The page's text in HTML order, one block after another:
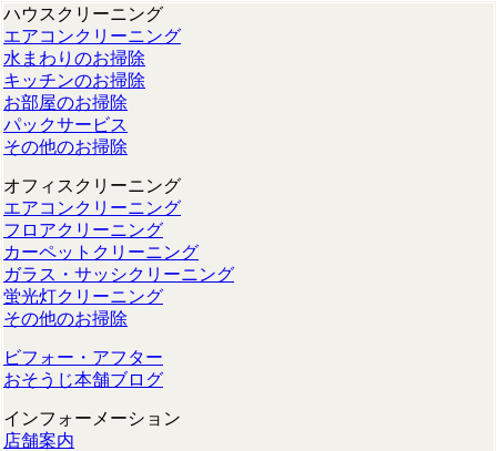
ハウスクリーニング
エアコンクリーニング
水まわりのお掃除
キッチンのお掃除
お部屋のお掃除
パックサービス
その他のお掃除
オフィスクリーニング
エアコンクリーニング
フロアクリーニング
カーペットクリーニング
ガラス・サッシクリーニング
蛍光灯クリーニング
その他のお掃除
ビフォー・アフター
おそうじ本舗ブログ
インフォーメーション
店舗案内